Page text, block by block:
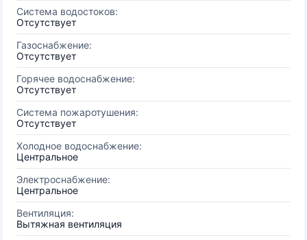
Система водостоков:
Отсутствует
Газоснабжение:
Отсутствует
Горячее водоснабжение:
Отсутствует
Система пожаротушения:
Отсутствует
Холодное водоснабжение:
Центральное
Электроснабжение:
Центральное
Вентиляция:
Вытяжная вентиляция